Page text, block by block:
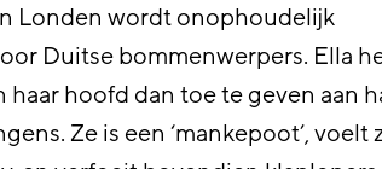
Londen wordt onophoudelijk
Duitse bommenwerpers. Ella
haar hoofd dan toe te geven aan
Ze is een ‘mankepoot’, voelt